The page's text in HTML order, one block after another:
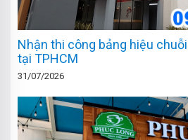
Nhận thi công bảng hiệu
tại TPHCM
31/07/2026